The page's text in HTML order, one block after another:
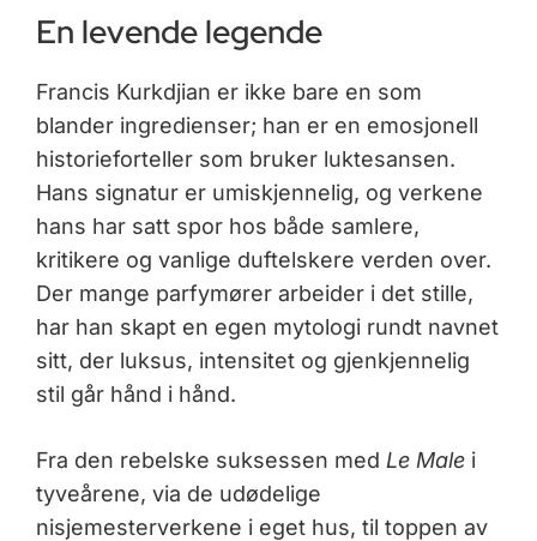
En levende legende
Francis Kurkdjian er ikke bare en som
blander ingredienser; han er en emosjonell
historieforteller som bruker luktesansen.
Hans signatur er umiskjennelig, og verkene
hans har satt spor hos både samlere,
kritikere og vanlige duftelskere verden over.
Der mange parfymører arbeider i det stille,
har han skapt en egen mytologi rundt navnet
sitt, der luksus, intensitet og gjenkjennelig
stil går hånd i hånd.
Fra den rebelske suksessen med Le Malei
tyveårene, via de udødelige
nisjemesterverkene i eget hus, til toppen av